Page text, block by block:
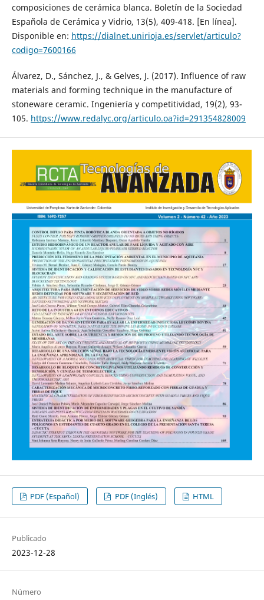
composiciones de cerámica blanca. Boletín de la Sociedad
Española de Cerámica y Vidrio, 13(5), 409-418. [En línea].
Disponible en: https://dialnet.unirioja.es/servlet/articulo?
codigo=7600166
Álvarez, D., Sánchez, J., & Gelves, J. (2017). Influence of raw
materials and forming technique in the manufacture of
stoneware ceramic. Ingeniería y competitividad, 19(2), 93-
105. https://www.redalyc.org/articulo.oa?id=291354828009
PDF (Español) PDF (Inglés) HTML
Publicado
2023-12-28
Número